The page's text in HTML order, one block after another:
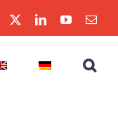
Facebook LinkedInYouTube